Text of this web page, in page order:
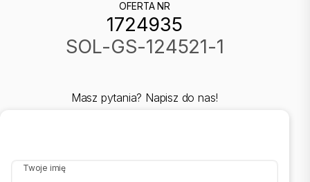
OFERTA NR
1724935
SOL-GS-124521-1
Masz pytania? Napisz do nas!
Twoje imię